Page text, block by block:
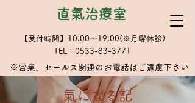
直氣治療室
【受付時間】10:00～19:00(※月曜休診)
TEL：0533-83-3771
※​営業、セールス関連のお電話はご遠慮下さい
​氣になる記